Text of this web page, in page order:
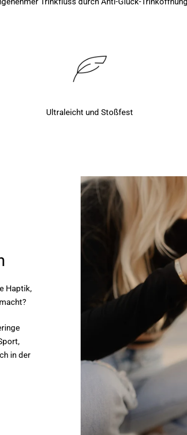
Ultraleicht und Stoßfest
Haptik,
in der